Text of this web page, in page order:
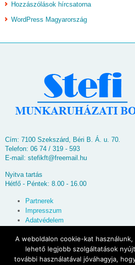
Hozzászólások hírcsatorna
WordPress Magyarország
Cím: 7100 Szekszárd, Béri B. Á. u. 70.
Telefon: 06 74 / 319 - 593
E-mail: stefikft@freemail.hu
Nyitva tartás
Hétfő - Péntek: 8.00 - 16.00
Partnerek
Impresszum
Adatvédelem
© 2026Stefi
A weboldalon cookie-kat
lehető legjobb szolgáltatások
további használatával jóváhagyja,